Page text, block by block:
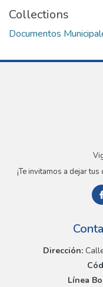
Collections
Documentos
¡Te invitamos a dejar
Dirección:
Línea